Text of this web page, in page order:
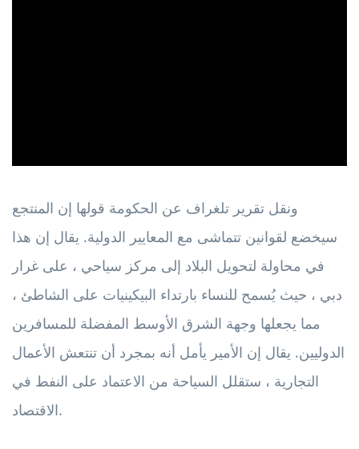
ونقل تقرير تلغراف عن الحكومة قولها إن المنتجع
سيخضع لقوانين تتماشى مع المعايير الدولية. يقال إن هذا
في محاولة لتحويل البلاد إلى مركز سياحي ، على غرار
دبي ، حيث يُسمح للنساء بارتداء البيكينيات على الشاطئ ،
مما يجعلها وجهة الشرق الأوسط المفضلة للمسافرين
الدوليين. يقال إن الأمير يأمل أنه بمجرد أن تنتعش الأعمال
التجارية ، ستقلل السياحة من الاعتماد على النفط في
الاقتصاد.